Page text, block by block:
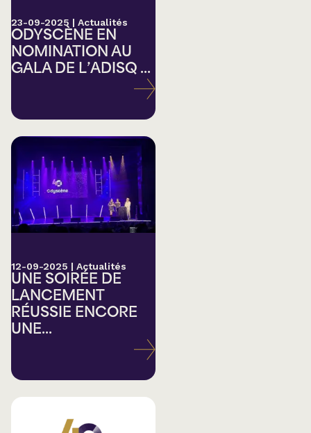
23-09-2025 | Actualités
ODYSCÈNE EN
NOMINATION AU
GALA DE L’ADISQ ...
12-09-2025 | Actualités
UNE SOIRÉE DE
LANCEMENT
RÉUSSIE ENCORE
UNE...